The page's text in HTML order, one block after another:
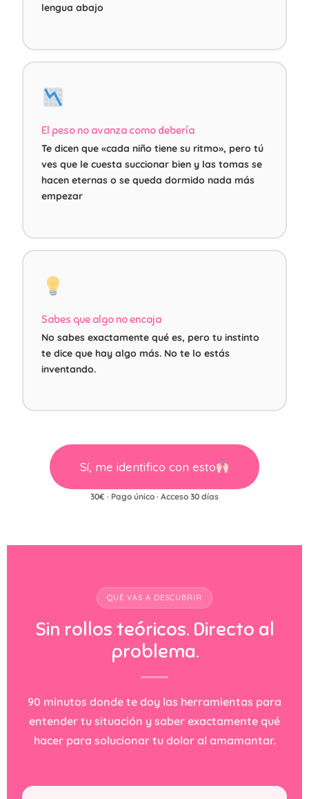
lengua abajo
El peso no avanza como debería
Te dicen que «cada niño tiene su ritmo», pero tú
ves que le cuesta succionar bien y las tomas se
hacen eternas o se queda dormido nada más
empezar
Sabes que algo no encaja
No sabes exactamente qué es, pero tu instinto
te dice que hay algo más. No te lo estás
inventando.
Sí, me identifico con esto
30€ · Pago único · Acceso 30 días
QUÉ VAS A DESCUBRIR
Sin rollos teóricos. Directo al
problema.
90 minutos donde te doy las herramientas para
entender tu situación y saber exactamente qué
hacer para solucionar tu dolor al amamantar.